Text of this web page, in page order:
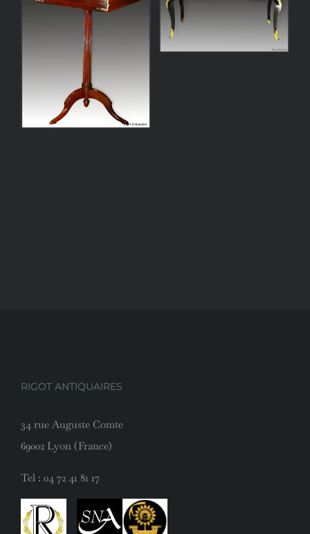
RIGOT ANTIQUAIRES
34 rue Auguste Comte
69002 Lyon (France)
Tel : 04 72 41 81 17